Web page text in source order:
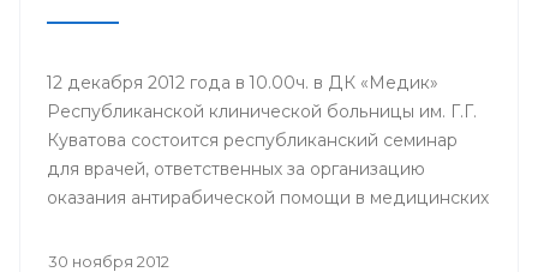
12 декабря 2012 года в 10.00ч. в ДК «Медик»
Республиканской клинической больницы им. Г.Г.
Куватова состоится республиканский семинар
для врачей, ответственных за организацию
оказания антирабической помощи в медицинских
организовано Минздравом РБ с целью
30 ноября 2012